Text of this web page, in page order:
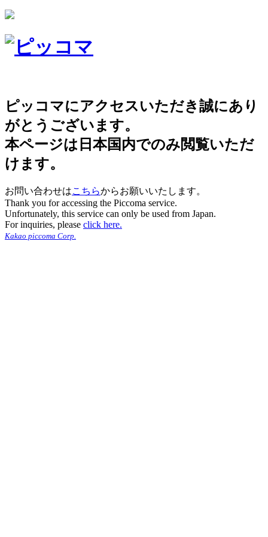
ピッコマにアクセスいただき誠にあり
がとうございます。
本ページは日本国内でのみ閲覧いただ
けます。
お問い合わせはこちらからお願いいたします。
Thank you for accessing the Piccoma service.
Unfortunately, this service can only be used from Japan.
For inquiries, please click here.
Kakao piccoma Corp.